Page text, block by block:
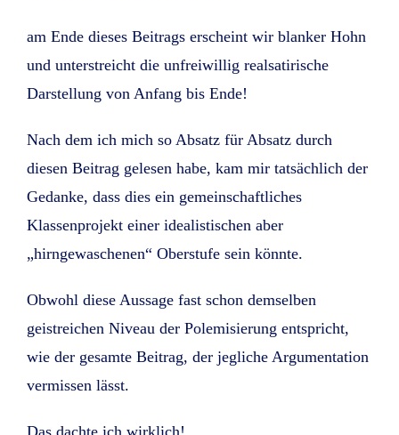
am Ende dieses Beitrags erscheint wir blanker Hohn
und unterstreicht die unfreiwillig realsatirische
Darstellung von Anfang bis Ende!
Nach dem ich mich so Absatz für Absatz durch
diesen Beitrag gelesen habe, kam mir tatsächlich der
Gedanke, dass dies ein gemeinschaftliches
Klassenprojekt einer idealistischen aber
„hirngewaschenen“ Oberstufe sein könnte.
Obwohl diese Aussage fast schon demselben
geistreichen Niveau der Polemisierung entspricht,
wie der gesamte Beitrag, der jegliche Argumentation
vermissen lässt.
Das dachte ich wirklich!